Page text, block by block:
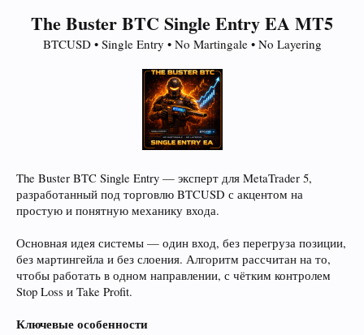
The Buster BTC Single Entry EA MT5
BTCUSD • Single Entry • No Martingale • No Layering
The Buster BTC Single Entry — эксперт для MetaTrader 5,
разработанный под торговлю BTCUSD с акцентом на
простую и понятную механику входа.
Основная идея системы — один вход, без перегруза позиции,
без мартингейла и без слоения. Алгоритм рассчитан на то,
чтобы работать в одном направлении, с чётким контролем
Stop Loss и Take Profit.
Ключевые особенности